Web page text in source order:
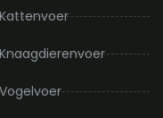
Kattenvoer
Knaagdierenvoer
Vogelvoer